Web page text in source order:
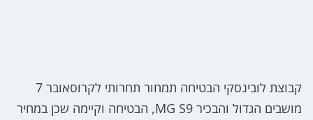
קבוצת לובינסקי הבטיחה תמחור תחרותי לקרוסאובר 7
מושבים הגדול והבכיר MG S9, הבטיחה וקיימה שכן במחיר